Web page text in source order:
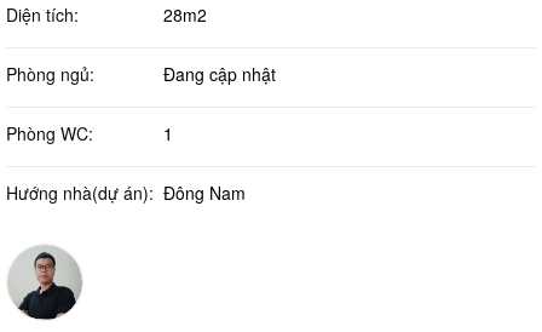
Diện tích: 28m2
Phòng ngủ: Đang cập nhật
Phòng WC: 1
Hướng nhà(dự án): Đông Nam